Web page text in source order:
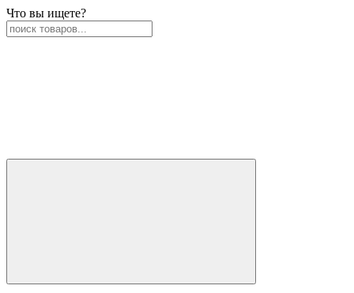
Что вы ищете?